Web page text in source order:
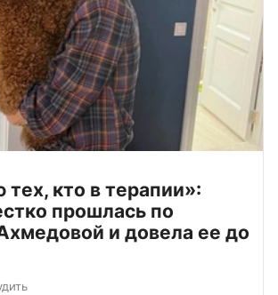
тех, кто в терапии»:
прошлась по
и довела ее до